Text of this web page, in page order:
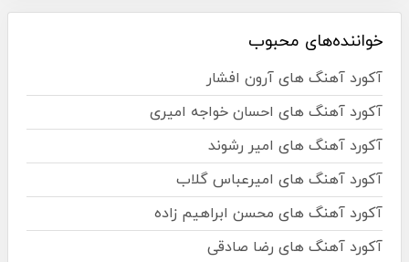
خواننده‌های محبوب
آکورد آهنگ های آرون افشار
آکورد آهنگ های احسان خواجه امیری
آکورد آهنگ های امیر رشوند
آکورد آهنگ های امیرعباس گلاب
آکورد آهنگ های محسن ابراهیم زاده
آکورد آهنگ های رضا صادقی